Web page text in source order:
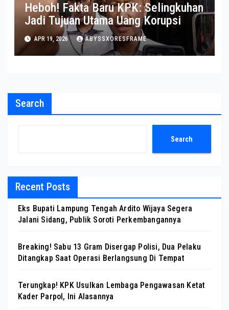
Heboh! Fakta Baru KPK: Selingkuhan
Jadi Tujuan Utama Uang Korupsi
APR 19, 2026 ABYSSXORESFRAME
Search
Search
Recent Posts
Eks Bupati Lampung Tengah Ardito Wijaya Segera
Jalani Sidang, Publik Soroti Perkembangannya
Breaking! Sabu 13 Gram Disergap Polisi, Dua Pelaku
Ditangkap Saat Operasi Berlangsung Di Tempat
Terungkap! KPK Usulkan Lembaga Pengawasan Ketat
Kader Parpol, Ini Alasannya